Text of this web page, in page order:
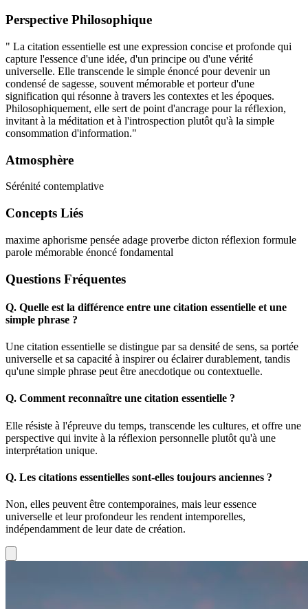
Perspective Philosophique
" La citation essentielle est une expression concise et profonde qui
capture l'essence d'une idée, d'un principe ou d'une vérité
universelle. Elle transcende le simple énoncé pour devenir un
condensé de sagesse, souvent mémorable et porteur d'une
signification qui résonne à travers les contextes et les époques.
Philosophiquement, elle sert de point d'ancrage pour la réflexion,
invitant à la méditation et à l'introspection plutôt qu'à la simple
consommation d'information."
Atmosphère
Sérénité contemplative
Concepts Liés
maxime aphorisme pensée adage proverbe dicton réflexion formule
parole mémorable énoncé fondamental
Questions Fréquentes
Q. Quelle est la différence entre une citation essentielle et une
simple phrase ?
Une citation essentielle se distingue par sa densité de sens, sa portée
universelle et sa capacité à inspirer ou éclairer durablement, tandis
qu'une simple phrase peut être anecdotique ou contextuelle.
Q. Comment reconnaître une citation essentielle ?
Elle résiste à l'épreuve du temps, transcende les cultures, et offre une
perspective qui invite à la réflexion personnelle plutôt qu'à une
interprétation unique.
Q. Les citations essentielles sont-elles toujours anciennes ?
Non, elles peuvent être contemporaines, mais leur essence
universelle et leur profondeur les rendent intemporelles,
indépendamment de leur date de création.